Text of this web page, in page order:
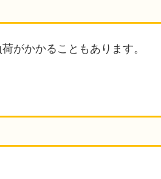
がかかることもあります。